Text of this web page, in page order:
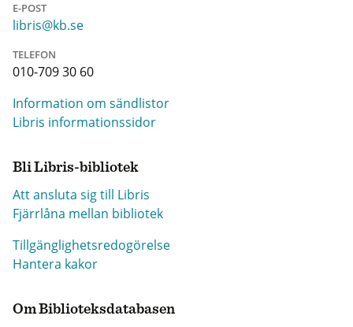
E-POST
libris@kb.se
TELEFON
010-709 30 60
Information om sändlistor
Libris informationssidor
Bli Libris-bibliotek
Att ansluta sig till Libris
Fjärrlåna mellan bibliotek
Tillgänglighetsredogörelse
Hantera kakor
Om Biblioteksdatabasen